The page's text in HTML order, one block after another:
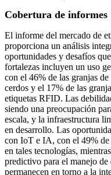
Cobertura de informes
El informe del mercado de
proporciona un análisis
oportunidades y desafíos
fortalezas incluyen un uso
con el 46% de las granjas
cerdos y el 17% de las
etiquetas RFID. Las
siendo una preocupación
escala, y la infraestructura
en desarrollo. Las
con IoT e IA, con el 49% de
en tales tecnologías,
predictivo para el manejo de
permanecen en torno a la